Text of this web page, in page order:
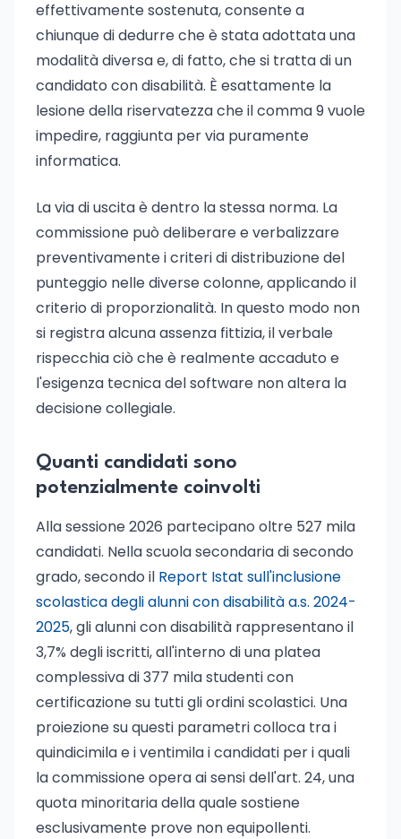
effettivamente sostenuta, consente a
chiunque di dedurre che è stata adottata una
modalità diversa e, di fatto, che si tratta di un
candidato con disabilità. È esattamente la
lesione della riservatezza che il comma 9 vuole
impedire, raggiunta per via puramente
informatica.
La via di uscita è dentro la stessa norma. La
commissione può deliberare e verbalizzare
preventivamente i criteri di distribuzione del
punteggio nelle diverse colonne, applicando il
criterio di proporzionalità. In questo modo non
si registra alcuna assenza fittizia, il verbale
rispecchia ciò che è realmente accaduto e
l'esigenza tecnica del software non altera la
decisione collegiale.
Quanti candidati sono
potenzialmente coinvolti
Alla sessione 2026 partecipano oltre 527 mila
candidati. Nella scuola secondaria di secondo
grado, secondo il Report Istat sull'inclusione
scolastica degli alunni con disabilità a.s. 2024-
2025, gli alunni con disabilità rappresentano il
3,7% degli iscritti, all'interno di una platea
complessiva di 377 mila studenti con
certificazione su tutti gli ordini scolastici. Una
proiezione su questi parametri colloca tra i
quindicimila e i ventimila i candidati per i quali
la commissione opera ai sensi dell'art. 24, una
quota minoritaria della quale sostiene
esclusivamente prove non equipollenti.